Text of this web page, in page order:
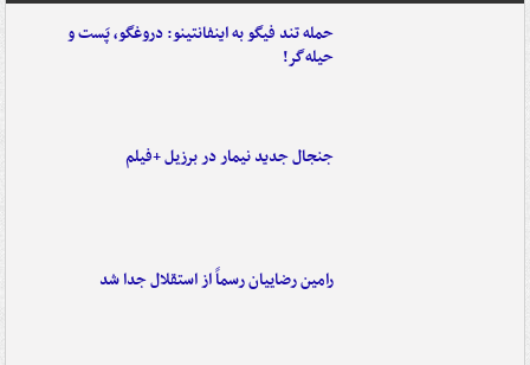
حمله تند فیگو به اینفانتینو: دروغگو، پَست‌ و
حیله‌گر!
جنجال جدید نیمار در برزیل +فیلم
رامین رضاییان رسماً از استقلال جدا شد